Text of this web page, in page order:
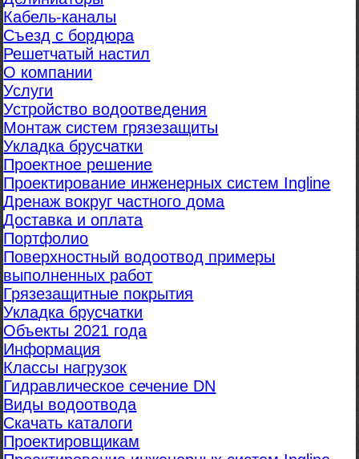
Кабель-каналы
Съезд с бордюра
Решетчатый настил
О компании
Услуги
Устройство водоотведения
Монтаж систем грязезащиты
Укладка брусчатки
Проектное решение
Проектирование инженерных систем Ingline
Дренаж вокруг частного дома
Доставка и оплата
Портфолио
Поверхностный водоотвод примеры
выполненных работ
Грязезащитные покрытия
Укладка брусчатки
Объекты 2021 года
Информация
Классы нагрузок
Гидравлическое сечение DN
Виды водоотвода
Скачать каталоги
Проектировщикам